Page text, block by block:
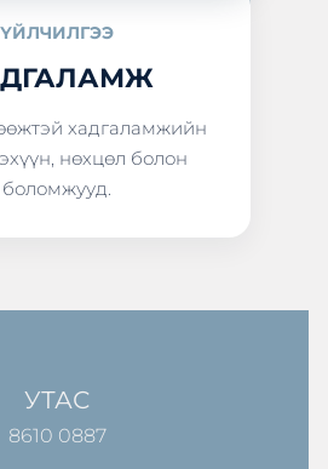
ҮЙЛЧИЛГЭЭ
хадгаламжийн
нөхцөл болон
боломжууд.
УТАС
8610 0887